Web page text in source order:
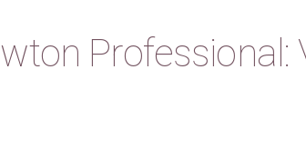
Professional: